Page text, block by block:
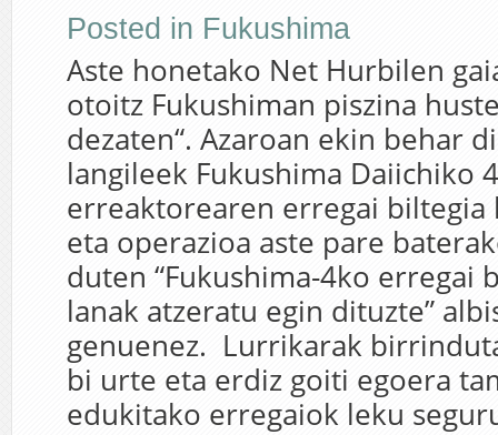
Posted in Fukushima
Aste honetako Net Hurbilen
otoitz Fukushiman piszina
dezaten“. Azaroan ekin behar
langileek Fukushima Daiichiko
erreaktorearen erregai biltegia
eta operazioa aste pare
duten “Fukushima-4ko erregai
lanak atzeratu egin dituzte”
genuenez. Lurrikarak
bi urte eta erdiz goiti egoera
edukitako erregaiok leku